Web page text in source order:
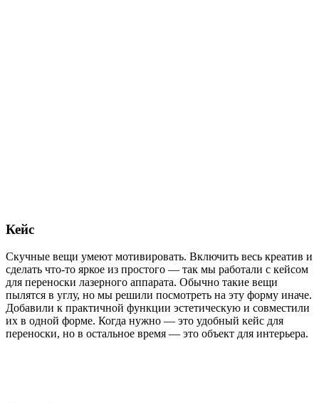
Кейс
Скучные вещи умеют мотивировать. Включить весь креатив и
сделать что-то яркое из простого — так мы работали с кейсом
для переноски лазерного аппарата. Обычно такие вещи
пылятся в углу, но мы решили посмотреть на эту форму иначе.
Добавили к практичной функции эстетическую и совместили
их в одной форме. Когда нужно — это удобный кейс для
переноски, но в остальное время — это объект для интерьера.